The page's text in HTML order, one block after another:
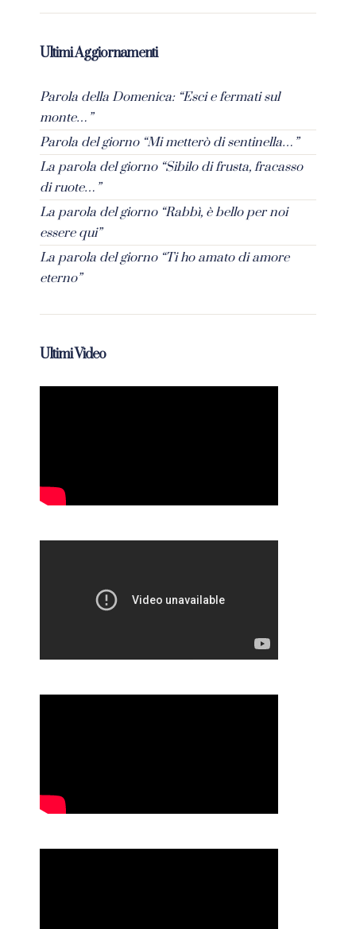
Ultimi Aggiornamenti
Parola della Domenica: “Esci e fermati sul
monte…”
Parola del giorno “Mi metterò di sentinella…”
La parola del giorno “Sibilo di frusta, fracasso
di ruote…”
La parola del giorno “Rabbì, è bello per noi
essere qui”
La parola del giorno “Ti ho amato di amore
eterno”
Ultimi Video